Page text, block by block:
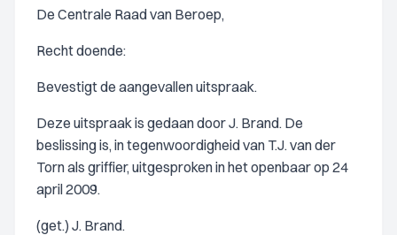
De Centrale Raad van Beroep,
Recht doende:
Bevestigt de aangevallen uitspraak.
Deze uitspraak is gedaan door J. Brand. De
beslissing is, in tegenwoordigheid van T.J. van der
Torn als griffier, uitgesproken in het openbaar op 24
april 2009.
(get.) J. Brand.